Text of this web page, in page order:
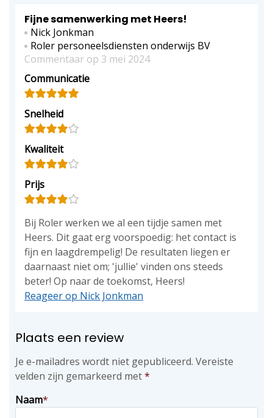
Fijne samenwerking met Heers!
Nick Jonkman
Roler personeelsdiensten onderwijs BV
Commentaar op 3 mei 2024
Communicatie
Snelheid
Kwaliteit
Prijs
Bij Roler werken we al een tijdje samen met
Heers. Dit gaat erg voorspoedig: het contact is
fijn en laagdrempelig! De resultaten liegen er
daarnaast niet om; 'jullie' vinden ons steeds
beter! Op naar de toekomst, Heers!
Reageer op Nick Jonkman
Plaats een review
Je e-mailadres wordt niet gepubliceerd. Vereiste
velden zijn gemarkeerd met*
Naam*